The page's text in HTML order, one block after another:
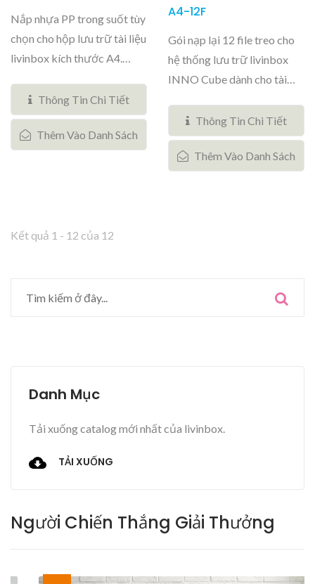
Nắp nhựa PP trong suốt tùy
chọn cho hộp lưu trữ tài liệu
livinbox kích thước A4.
Thông Tin Chi Tiết
Thêm Vào Danh Sách
A4-12F
Gói nạp lại 12 file treo cho
hệ thống lưu trữ livinbox
INNO Cube dành cho tài
Thông Tin Chi Tiết
Thêm Vào Danh Sách
Kết quả 1 - 12 của 12
Danh Mục
Tải xuống catalog mới nhất của livinbox.
TẢI XUỐNG
Người Chiến Thắng Giải Thưởng